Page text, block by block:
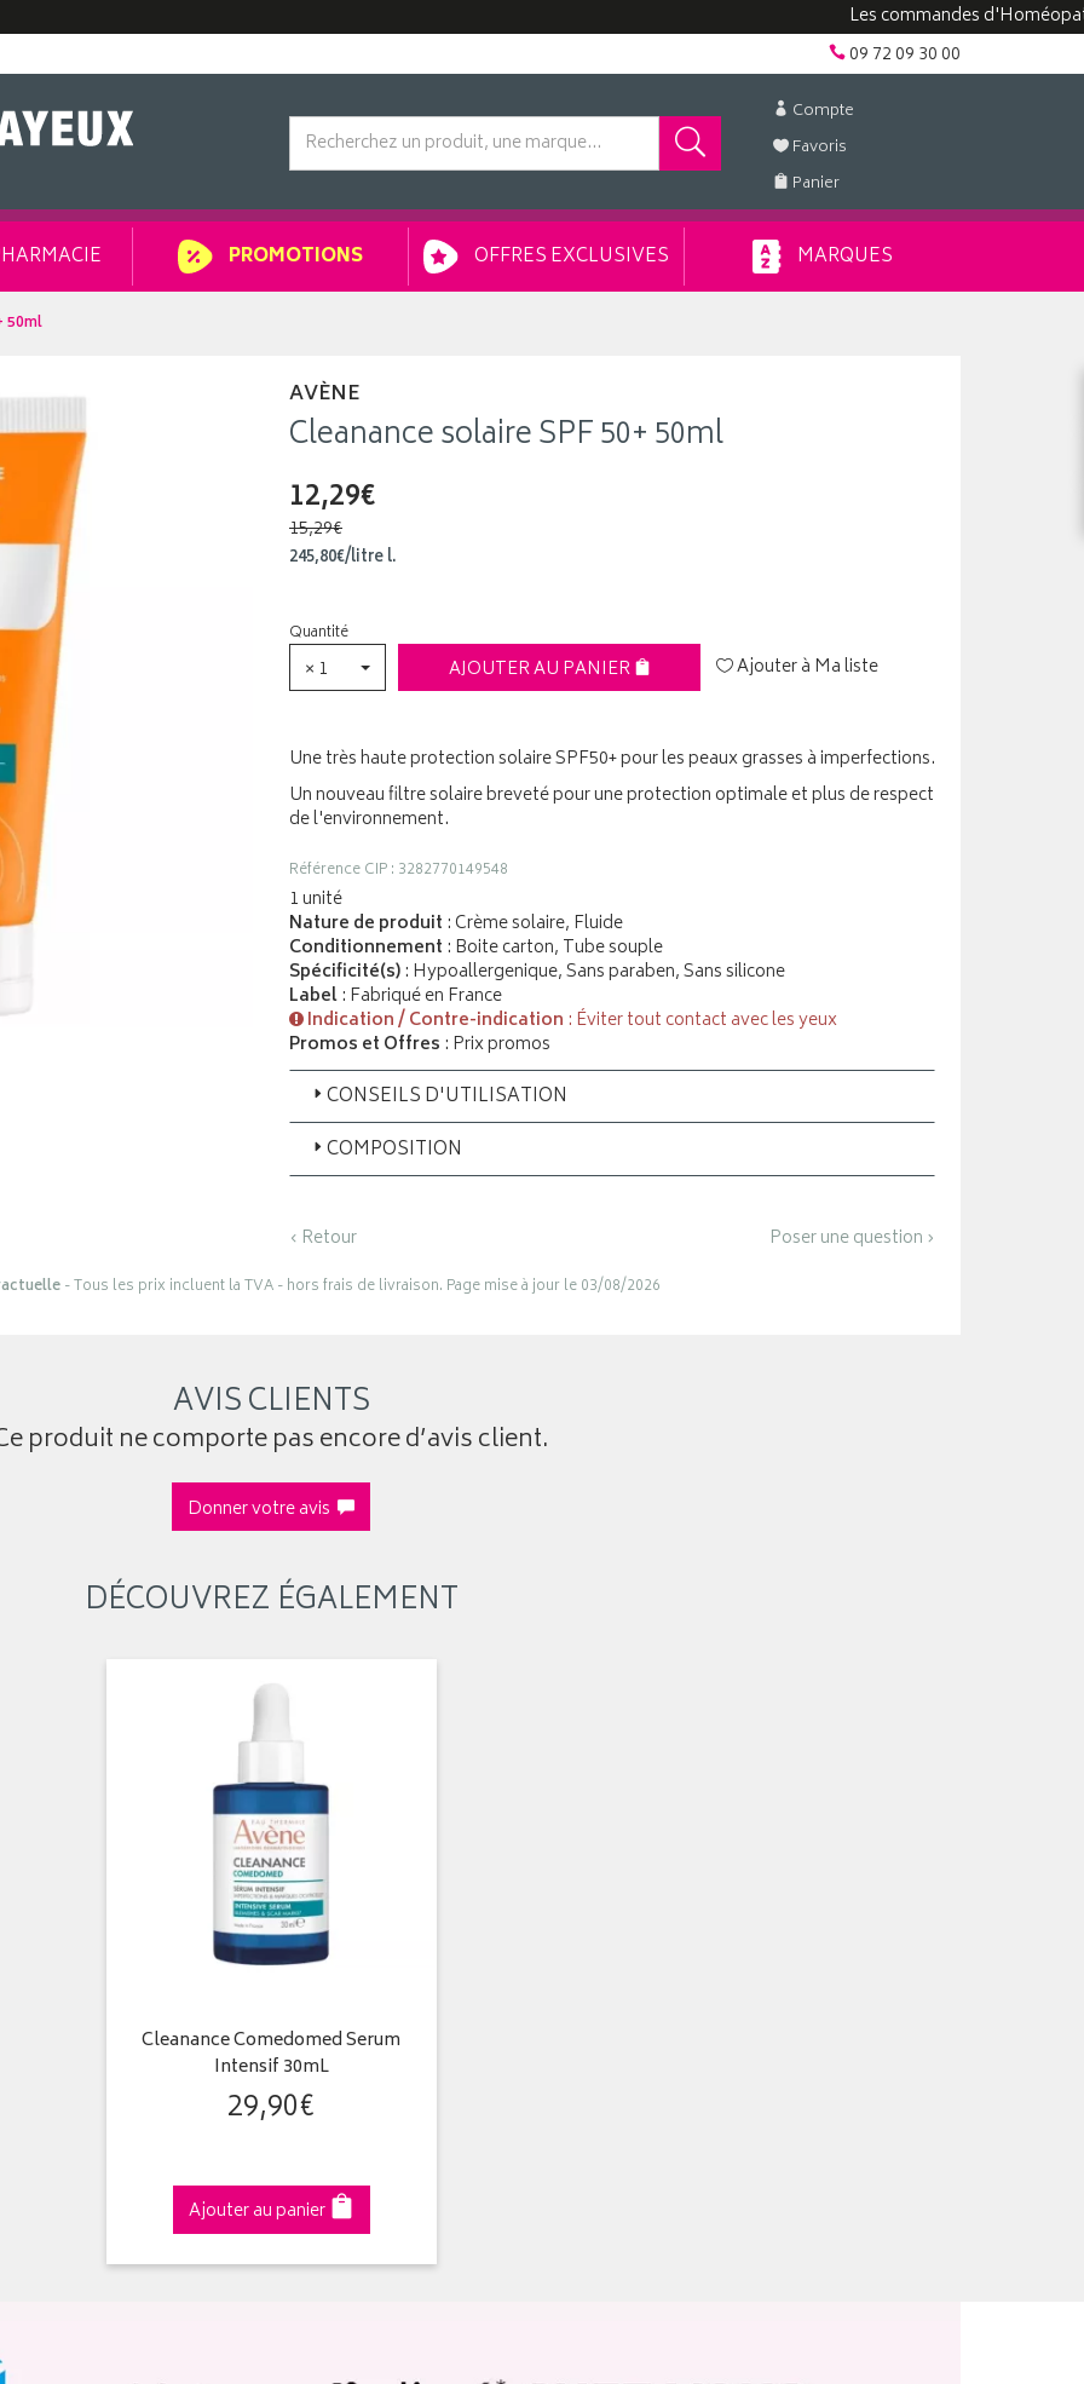
Les commandes d'Homéopathie
09 72 09 30 00
Compte
Favoris
Panier
PROMOTIONS OFFRES EXCLUSIVES MARQUES
50ml
AVÈNE
Cleanance solaire SPF 50+ 50ml
12,29€
15,29€
245,80€/litrel.
Quantité
× 1 AJOUTER AU PANIER Ajouter à Ma liste
Une très haute protection solaire SPF50+ pour les peaux grasses à imperfections.
Un nouveau filtre solaire breveté pour une protection optimale et plus de respect
de l'environnement.
Référence CIP : 3282770149548
1 unité
Nature de produit : Crème solaire, Fluide
Conditionnement : Boite carton, Tube souple
Spécificité(s): Hypoallergenique, Sans paraben, Sans silicone
Label: Fabriqué en France
Indication / Contre-indication : Éviter tout contact avec les yeux
Promos et Offres : Prix promos
CONSEILS D'UTILISATION
COMPOSITION
‹ Retour Poser une question ›
- Tous les prix incluent la TVA - hors frais de livraison. Page mise à jour le 03/08/2026
AVIS CLIENTS
produit ne comporte pas encore d’avis client.
Donner votre avis
DÉCOUVREZ ÉGALEMENT
Cleanance Comedomed Serum
Intensif 30mL
29,90€
Ajouter au panier